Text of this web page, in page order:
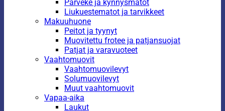
Parveke ja kynnysmatot
Liukuestematot ja tarvikkeet
Makuuhuone
Peitot ja tyynyt
Muovitettu frotee ja patjansuojat
Patjat ja varavuoteet
Vaahtomuovit
Vaahtomuovilevyt
Solumuovilevyt
Muut vaahtomuovit
Vapaa-aika
Laukut